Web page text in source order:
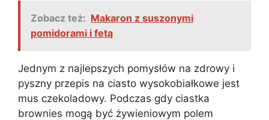
Zobacz też: Makaron z suszonymi
pomidorami i fetą
Jednym z najlepszych pomysłów na zdrowy i
pyszny przepis na ciasto wysokobiałkowe jest
mus czekoladowy. Podczas gdy ciastka
brownies mogą być żywieniowym polem